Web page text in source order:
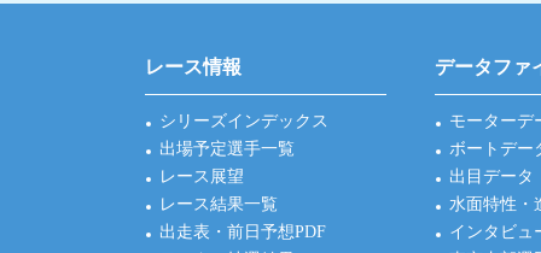
レース情報
シリーズインデックス
出場予定選手一覧
レース展望
レース結果一覧
出走表・前日予想PDF
データファ
モーターデ
ボートデー
出目データ
水面特性・
インタビュ